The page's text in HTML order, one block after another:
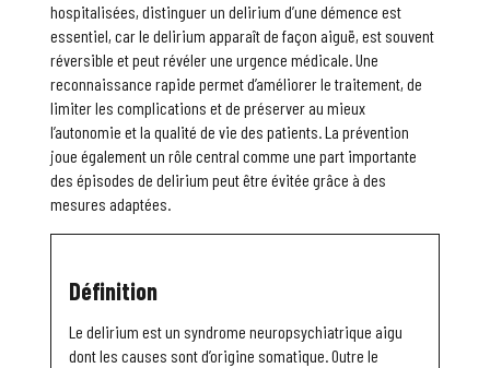
hospitalisées, distinguer un delirium d’une démence est
essentiel, car le delirium apparaît de façon aiguë, est souvent
réversible et peut révéler une urgence médicale. Une
reconnaissance rapide permet d’améliorer le traitement, de
limiter les complications et de préserver au mieux
l’autonomie et la qualité de vie des patients. La prévention
joue également un rôle central comme une part importante
des épisodes de delirium peut être évitée grâce à des
mesures adaptées.
Définition
Le delirium est un syndrome neuropsychiatrique aigu
dont les causes sont d’origine somatique. Outre le